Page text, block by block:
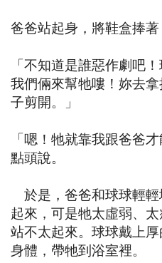
爸爸站起身，將鞋盒捧著
「不知道是誰惡作劇吧
我們倆來幫牠嘍！妳去
子剪開。」
「嗯！牠就靠我跟爸爸
點頭說。
於是，爸爸和球球輕
起來，可是牠太虛弱、
站不太起來。球球戴上
身體，帶牠到浴室裡。